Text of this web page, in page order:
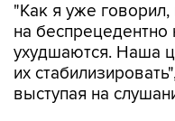
"Как я уже
на беспрецедентно
ухудшаются. Наша
их
выступая на